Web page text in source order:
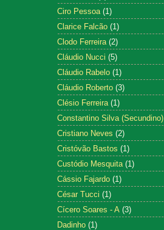
Ciro Pessoa (1)
Clarice Falcão (1)
Clodo Ferreira (2)
Cláudio Nucci (5)
Cláudio Rabelo (1)
Cláudio Roberto (3)
Clésio Ferreira (1)
Constantino Silva (Secundino)
Cristiano Neves (2)
Cristóvão Bastos (1)
Custódio Mesquita (1)
Cássio Fajardo (1)
César Tucci (1)
Cícero Soares - A (3)
Dadinho (1)